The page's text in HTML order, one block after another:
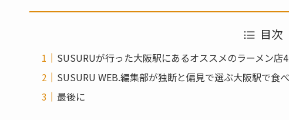
目次
SUSURUが行った大阪駅にあるオススメのラーメン店4
SUSURU WEB.編集部が独断と偏見で選ぶ大阪駅で食
最後に